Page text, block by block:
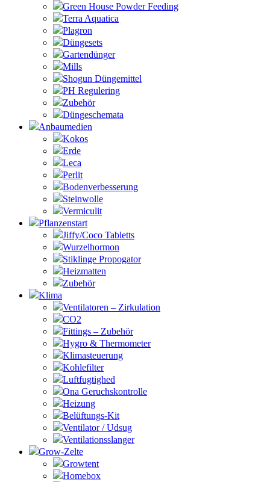
Green House Powder Feeding
Terra Aquatica
Plagron
Düngesets
Gartendünger
Mills
Shogun Düngemittel
PH Regulering
Zubehör
Düngeschemata
Anbaumedien
Kokos
Erde
Leca
Perlit
Bodenverbesserung
Steinwolle
Vermiculit
Pflanzenstart
Jiffy/Coco Tabletts
Wurzelhormon
Stiklinge Propogator
Heizmatten
Zubehör
Klima
Ventilatoren – Zirkulation
CO2
Fittings – Zubehör
Hygro & Thermometer
Klimasteuerung
Kohlefilter
Luftfugtighed
Ona Geruchskontrolle
Heizung
Belüftungs-Kit
Ventilator / Udsug
Ventilationsslanger
Grow-Zelte
Growtent
Homebox